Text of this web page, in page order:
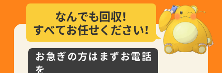
すべてお任せください！
お急ぎの方はまずお電話
を